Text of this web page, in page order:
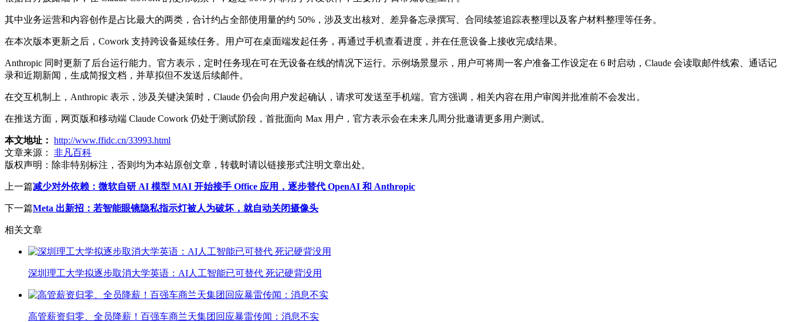
其中业务运营和内容创作是占比最大的两类，合计约占全部使用量的约 50%，涉及支出核对、差异备忘录撰写、合同续签追踪表整理以及客户材料整理等任务。
在本次版本更新之后，Cowork 支持跨设备延续任务。用户可在桌面端发起任务，再通过手机查看进度，并在任意设备上接收完成结果。
Anthropic 同时更新了后台运行能力。官方表示，定时任务现在可在无设备在线的情况下运行。示例场景显示，用户可将周一客户准备工作设定在 6 时启动，Claude 会读取邮件线索、通话记
录和近期新闻，生成简报文档，并草拟但不发送后续邮件。
在交互机制上，Anthropic 表示，涉及关键决策时，Claude 仍会向用户发起确认，请求可发送至手机端。官方强调，相关内容在用户审阅并批准前不会发出。
在推送方面，网页版和移动端 Claude Cowork 仍处于测试阶段，首批面向 Max 用户，官方表示会在未来几周分批邀请更多用户测试。
本文地址： http://www.ffidc.cn/33993.html
文章来源：
非凡百科
版权声明： 除非特别标注，否则均为本站原创文章，转载时请以链接形式注明文章出处。
上一篇减少对外依赖：微软自研 AI 模型 MAI 开始接手 Office 应用，逐步替代 OpenAI 和 Anthropic
下一篇Meta 出新招：若智能眼镜隐私指示灯被人为破坏，就自动关闭摄像头
相关文章
深圳理工大学拟逐步取消大学英语：AI人工智能已可替代 死记硬背没用
高管薪资归零、全员降薪！百强车商兰天集团回应暴雷传闻：消息不实